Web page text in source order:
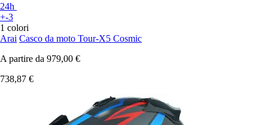
24h
+-3
1 colori
Arai Casco da moto Tour-X5 Cosmic
A partire da 979,00 €
738,87 €